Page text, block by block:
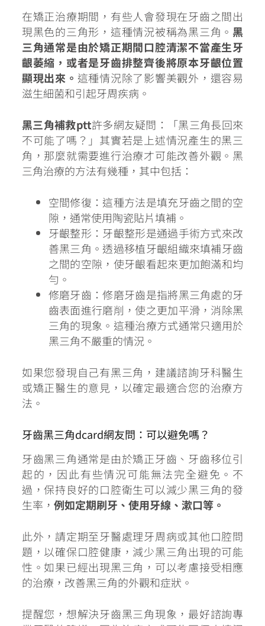
在矯正治療期間，有些人會發現在牙齒之間出
現黑色的三角形，這種情況被稱為黑三角。 黑
三角通常是由於矯正期間口腔清潔不當產生牙
齦萎縮，或者是牙齒排整齊後將原本牙齦位置
顯現出來。 這種情況除了影響美觀外，還容易
滋生細菌和引起牙周疾病。
黑三角補救ptt許多網友疑問：「黑三角長回來
不可能了嗎？」其實若是上述情況產生的黑三
角，那麼就需要進行治療才可能改善外觀。黑
三角治療的方法有幾種，其中包括：
空間修復：這種方法是填充牙齒之間的空
隙，通常使用陶瓷貼片填補。
牙齦整形：牙齦整形是通過手術方式來改
善黑三角。透過移植牙齦組織來填補牙齒
之間的空隙，使牙齦看起來更加飽滿和均
勻。
修磨牙齒：修磨牙齒是指將黑三角處的牙
齒表面進行磨削，使之更加平滑，消除黑
三角的現象。這種治療方式通常只適用於
黑三角不嚴重的情況。
如果您發現自己有黑三角，建議諮詢牙科醫生
或矯正醫生的意見，以確定最適合您的治療方
法。
牙齒黑三角dcard網友問：可以避免嗎？
牙齒黑三角通常是由於矯正牙齒、牙齒移位引
起的，因此有些情況可能無法完全避免。不
過，保持良好的口腔衛生可以減少黑三角的發
生率， 例如定期刷牙、使用牙線、漱口等。
此外，請定期至牙醫處理牙周病或其他口腔問
題，以確保口腔健康，減少黑三角出現的可能
性。如果已經出現黑三角，可以考慮接受相應
的治療，改善黑三角的外觀和症狀。
提醒您，想解決牙齒黑三角現象，最好諮詢專